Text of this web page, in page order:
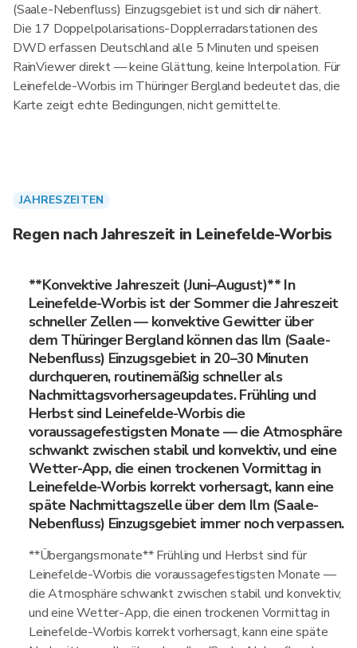
(Saale-Nebenfluss) Einzugsgebiet ist und sich dir nähert.
Die 17 Doppelpolarisations-Dopplerradarstationen des
DWD erfassen Deutschland alle 5 Minuten und speisen
RainViewer direkt — keine Glättung, keine Interpolation. Für
Leinefelde-Worbis im Thüringer Bergland bedeutet das, die
Karte zeigt echte Bedingungen, nicht gemittelte.
JAHRESZEITEN
Regen nach Jahreszeit in Leinefelde-Worbis
**Konvektive Jahreszeit (Juni–August)** In
Leinefelde-Worbis ist der Sommer die Jahreszeit
schneller Zellen — konvektive Gewitter über
dem Thüringer Bergland können das Ilm (Saale-
Nebenfluss) Einzugsgebiet in 20–30 Minuten
durchqueren, routinemäßig schneller als
Nachmittagsvorhersageupdates. Frühling und
Herbst sind Leinefelde-Worbis die
voraussagefestigsten Monate — die Atmosphäre
schwankt zwischen stabil und konvektiv, und eine
Wetter-App, die einen trockenen Vormittag in
Leinefelde-Worbis korrekt vorhersagt, kann eine
späte Nachmittagszelle über dem Ilm (Saale-
Nebenfluss) Einzugsgebiet immer noch verpassen.
**Übergangsmonate** Frühling und Herbst sind für
Leinefelde-Worbis die voraussagefestigsten Monate —
die Atmosphäre schwankt zwischen stabil und konvektiv,
und eine Wetter-App, die einen trockenen Vormittag in
Leinefelde-Worbis korrekt vorhersagt, kann eine späte